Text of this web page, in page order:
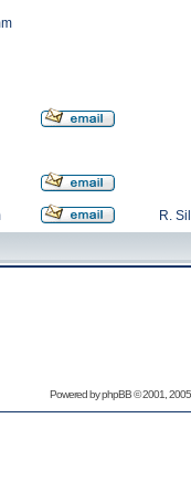
R.
Powered byphpBB© 2001,